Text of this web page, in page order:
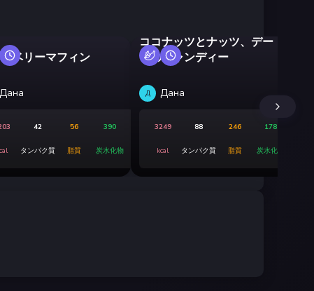
ベリーマフィン
Дана
42
タンパク質
56
脂質
390
炭水化物
ココナッツとナッツ、デー
ツのキャンディー
Д Дана
3249
kcal
88
タンパク質
246
脂質
178
炭水化物